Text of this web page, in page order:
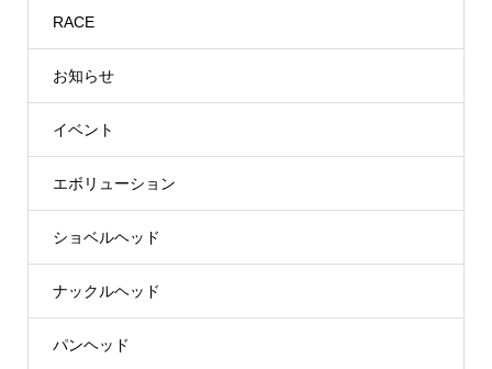
RACE
お知らせ
イベント
エボリューション
ショベルヘッド
ナックルヘッド
パンヘッド